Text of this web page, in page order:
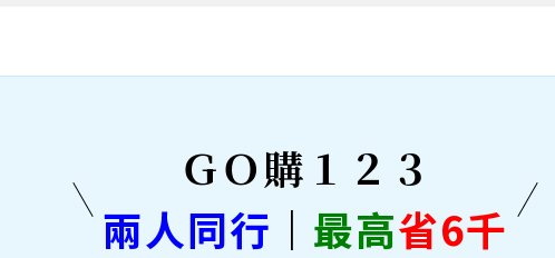
ＧＯ購１２３
兩人同行 ｜ 最高省6千